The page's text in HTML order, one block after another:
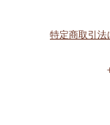
特定商取引法